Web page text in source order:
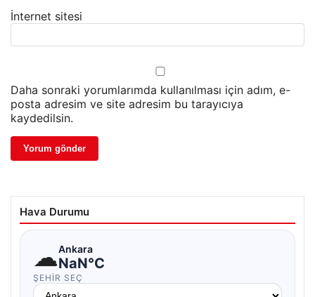
İnternet sitesi
Daha sonraki yorumlarımda kullanılması için adım, e-
posta adresim ve site adresim bu tarayıcıya
kaydedilsin.
Hava Durumu
☁Ankara
NaN°C
ŞEHIR SEÇ